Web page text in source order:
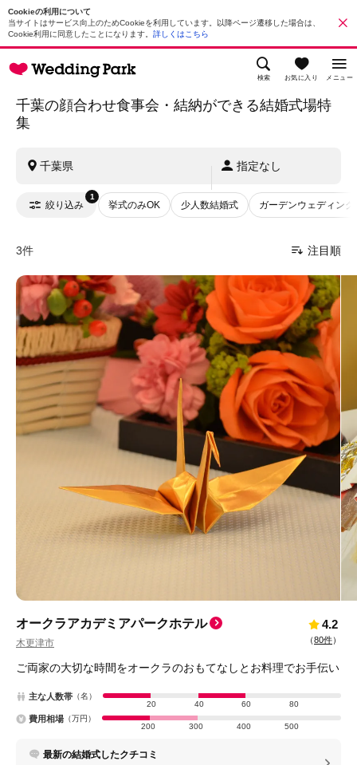
Cookieの利用について
当サイトはサービス向上のためCookieを利用しています。以降ページ遷移した場合は、
Cookie利用に同意したことになります。 詳しくはこちら
検索 お気に入り メニュー
千葉の顔合わせ食事会・結納ができる結婚式場特
集
千葉県 指定なし
絞り込み
1
挙式のみOK 少人数結婚式 ガーデンウェディング
3件 注目順
オークラアカデミアパークホテル
木更津市
4.2
（80件）
ご両家の大切な時間をオークラのおもてなしとお料理でお手伝い
主な人数帯 （名）
20
40 60 80
費用相場 （万円）
200
300 400 500
最新の結婚式したクチコミ